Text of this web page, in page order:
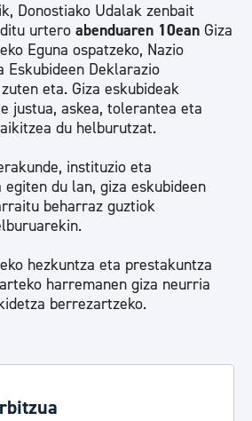
Donostiako Udalak zenbait
urtero abenduaren 10ean Giza
Eguna ospatzeko, Nazio
Eskubideen Deklarazio
eta. Giza eskubideak
justua, askea, tolerantea eta
du helburutzat.
instituzio eta
du lan, giza eskubideen
beharraz guztiok
hezkuntza eta prestakuntza
harremanen giza neurria
berrezartzeko.